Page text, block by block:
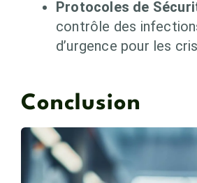
Protocoles de
contrôle des
d’urgence pour les
Conclusion